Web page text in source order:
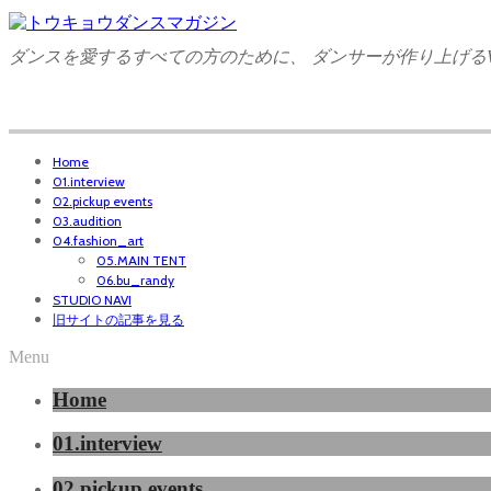
ダンスを愛するすべての方のために、 ダンサーが作り上げる
Home
01.interview
02.pickup events
03.audition
04.fashion_art
05.MAIN TENT
06.bu_randy
STUDIO NAVI
旧サイトの記事を見る
Menu
Home
01.interview